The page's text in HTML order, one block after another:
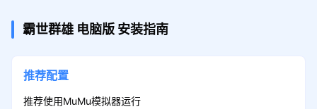
霸世群雄 电脑版 安装指南
推荐配置
推荐使用MuMu模拟器运行